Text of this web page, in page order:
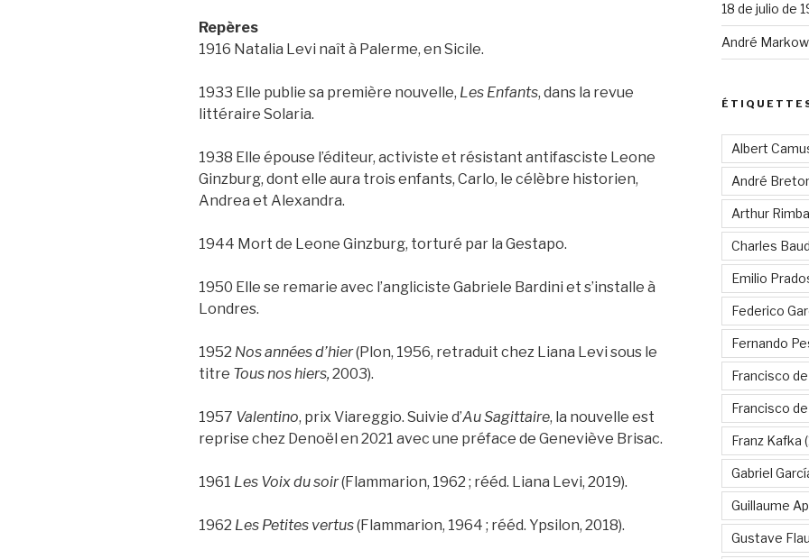
Repères
1916 Natalia Levi naît à Palerme, en Sicile.
1933 Elle publie sa première nouvelle, Les Enfants, dans la revue
littéraire Solaria.
1938 Elle épouse l’éditeur, activiste et résistant antifasciste Leone
Ginzburg, dont elle aura trois enfants, Carlo, le célèbre historien,
Andrea et Alexandra.
1944 Mort de Leone Ginzburg, torturé par la Gestapo.
1950 Elle se remarie avec l’angliciste Gabriele Bardini et s’installe à
Londres.
1952 Nos années d’hier(Plon, 1956, retraduit chez Liana Levi sous le
titre Tous nos hiers, 2003).
1957 Valentino, prix Viareggio. Suivie d’Au Sagittaire, la nouvelle est
reprise chez Denoël en 2021 avec une préface de Geneviève Brisac.
1961 Les Voix du soir(Flammarion, 1962 ; rééd. Liana Levi, 2019).
1962 Les Petites vertus(Flammarion, 1964 ; rééd. Ypsilon, 2018).
18 de julio de
André
Albert
André
Arthur
Charles
Emilio
Federico
Fernando
Francisco
Francisco
Franz Kafka
Gabriel
Guillaume
Gustave